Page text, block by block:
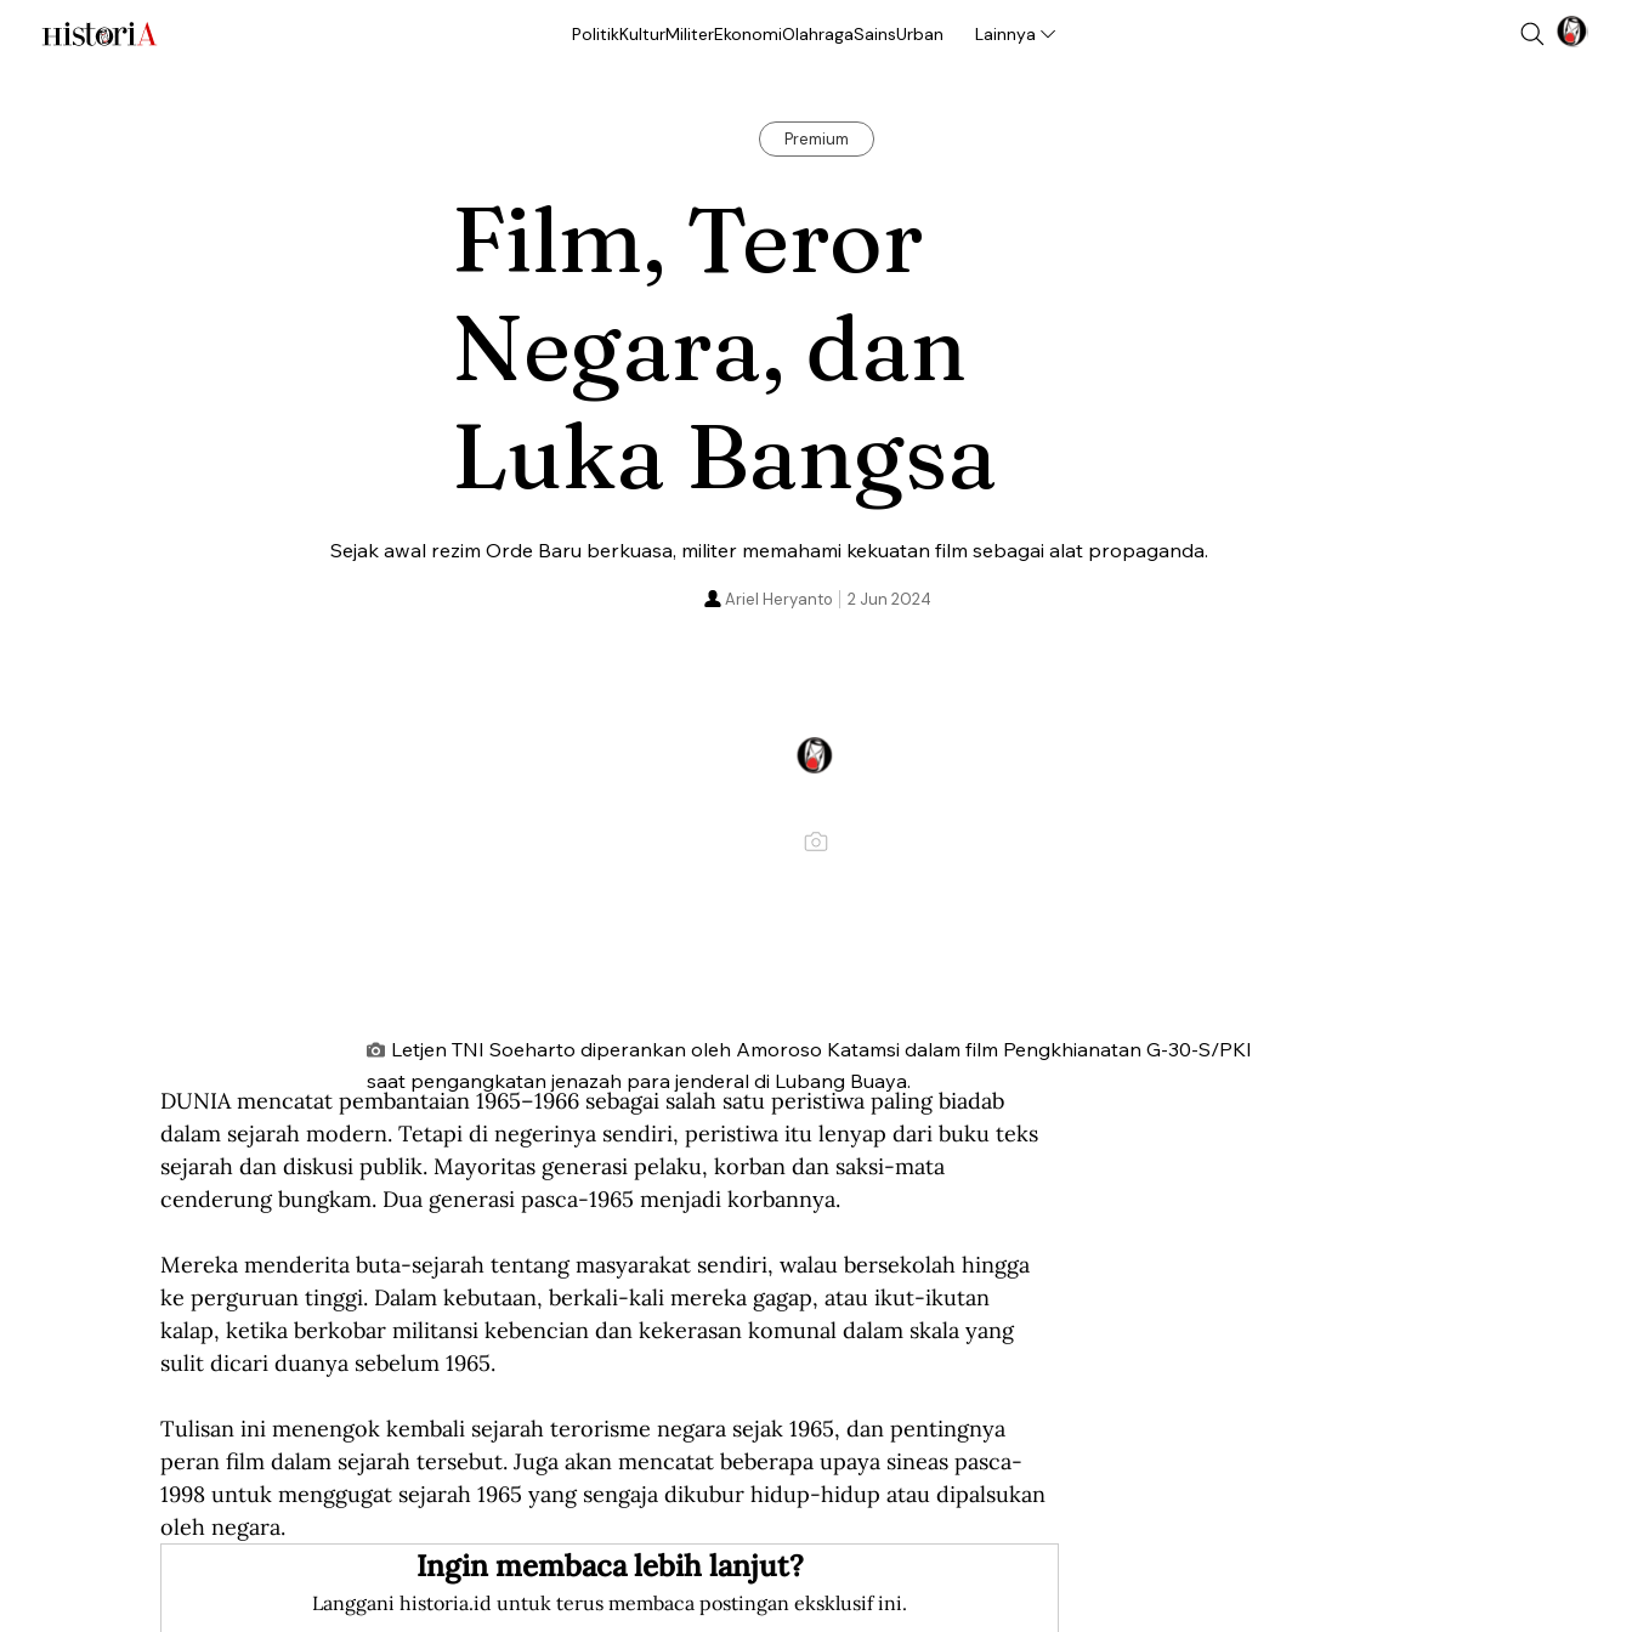
PolitikKulturMiliterEkonomiOlahragaSainsUrban Lainnya
Premium
Film, Teror
Negara, dan
Luka Bangsa
Sejak awal rezim Orde Baru berkuasa, militer memahami kekuatan film sebagai alat propaganda.
2 Jun 2024
Ariel Heryanto
Letjen TNI Soeharto diperankan oleh Amoroso Katamsi dalam film Pengkhianatan G-30-S/PKI
saat pengangkatan jenazah para jenderal di Lubang Buaya.
DUNIA mencatat pembantaian 1965–1966 sebagai salah satu peristiwa paling biadab
dalam sejarah modern. Tetapi di negerinya sendiri, peristiwa itu lenyap dari buku teks
sejarah dan diskusi publik. Mayoritas generasi pelaku, korban dan saksi-mata
cenderung bungkam. Dua generasi pasca-1965 menjadi korbannya.
Mereka menderita buta-sejarah tentang masyarakat sendiri, walau bersekolah hingga
ke perguruan tinggi. Dalam kebutaan, berkali-kali mereka gagap, atau ikut-ikutan
kalap, ketika berkobar militansi kebencian dan kekerasan komunal dalam skala yang
sulit dicari duanya sebelum 1965.
Tulisan ini menengok kembali sejarah terorisme negara sejak 1965, dan pentingnya
peran film dalam sejarah tersebut. Juga akan mencatat beberapa upaya sineas pasca-
1998 untuk menggugat sejarah 1965 yang sengaja dikubur hidup-hidup atau dipalsukan
oleh negara.
Ingin membaca lebih lanjut?
Langgani historia.id untuk terus membaca postingan eksklusif ini.